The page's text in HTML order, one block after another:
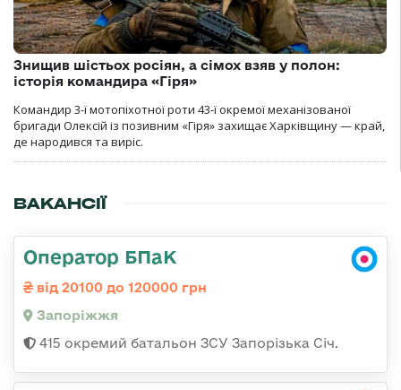
Знищив шістьох росіян, а сімох взяв у полон:
історія командира «Гіря»
Командир 3-ї мотопіхотної роти 43-ї окремої механізованої
бригади Олексій із позивним «Гіря» захищає Харківщину — край,
де народився та виріс.
ВАКАНСІЇ
Оператор БПаК
від 20100 до 120000 грн
Запоріжжя
415 окремий батальон ЗСУ Запорізька Січ.